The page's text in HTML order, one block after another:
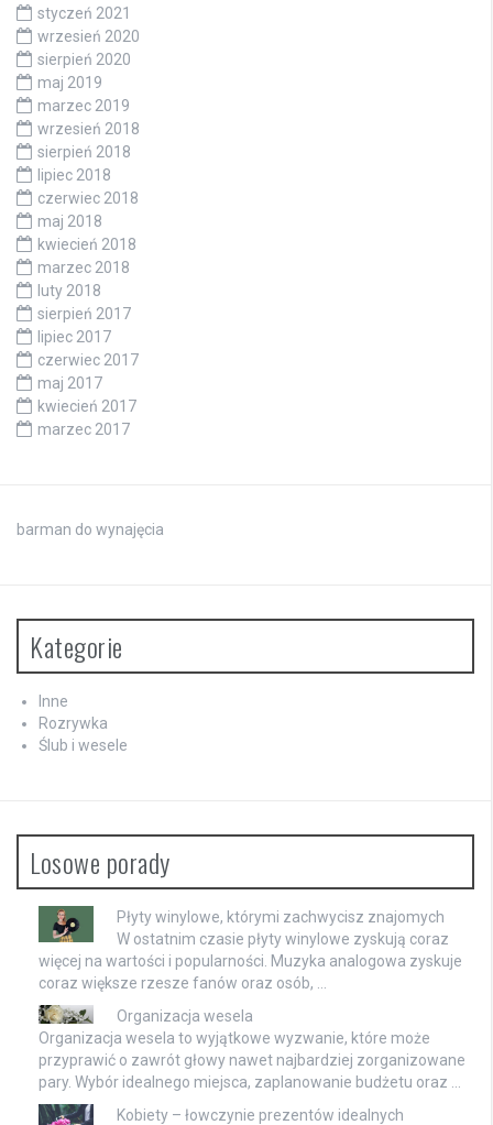
styczeń 2021
wrzesień 2020
sierpień 2020
maj 2019
marzec 2019
wrzesień 2018
sierpień 2018
lipiec 2018
czerwiec 2018
maj 2018
kwiecień 2018
marzec 2018
luty 2018
sierpień 2017
lipiec 2017
czerwiec 2017
maj 2017
kwiecień 2017
marzec 2017
barman do wynajęcia
Kategorie
Inne
Rozrywka
Ślub i wesele
Losowe porady
Płyty winylowe, którymi zachwycisz znajomych
W ostatnim czasie płyty winylowe zyskują coraz
więcej na wartości i popularności. Muzyka analogowa zyskuje
coraz większe rzesze fanów oraz osób, …
Organizacja wesela
Organizacja wesela to wyjątkowe wyzwanie, które może
przyprawić o zawrót głowy nawet najbardziej zorganizowane
pary. Wybór idealnego miejsca, zaplanowanie budżetu oraz …
Kobiety – łowczynie prezentów idealnych